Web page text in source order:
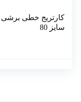
کارتریج خطی برشی
سایز 80